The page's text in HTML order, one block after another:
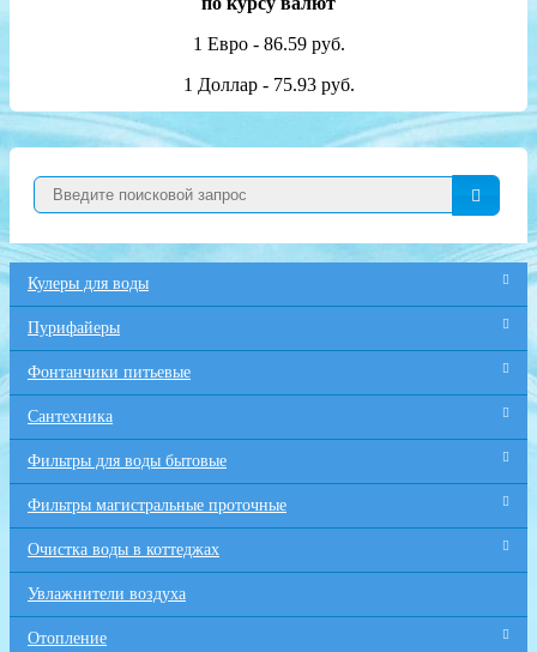
1 Евро - 86.59 руб.
1 Доллар - 75.93 руб.
Кулеры для воды
Пурифайеры
Фонтанчики питьевые
Сантехника
Фильтры для воды бытовые
Фильтры магистральные проточные
Очистка воды в коттеджах
Увлажнители воздуха
Отопление